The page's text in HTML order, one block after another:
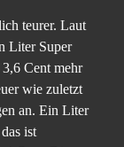
teurer. Laut
Liter Super
Cent mehr
wie zuletzt
an. Ein Liter
ist